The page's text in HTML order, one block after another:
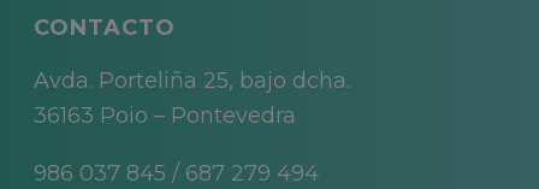
CONTACTO
Avda. Porteliña 25, bajo dcha.
36163 Poio – Pontevedra
986 037 845 / 687 279 494